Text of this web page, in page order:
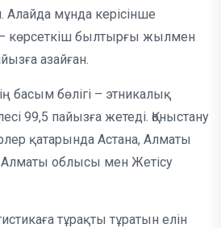
Алайда мұнда керісінше
көрсеткіш былтырғы жылмен
азайған.
басым бөлігі – этникалық
99,5 пайызға жетеді. Қоныстану
қатарында Астана, Алматы
Алматы облысы мен Жетісу
тұрақты тұратын елін